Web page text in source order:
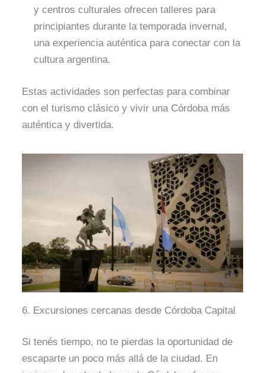
y centros culturales ofrecen talleres para
principiantes durante la temporada invernal,
una experiencia auténtica para conectar con la
cultura argentina.
Estas actividades son perfectas para combinar
con el turismo clásico y vivir una Córdoba más
auténtica y divertida.
6. Excursiones cercanas desde Córdoba Capital
Si tenés tiempo, no te pierdas la oportunidad de
escaparte un poco más allá de la ciudad. En